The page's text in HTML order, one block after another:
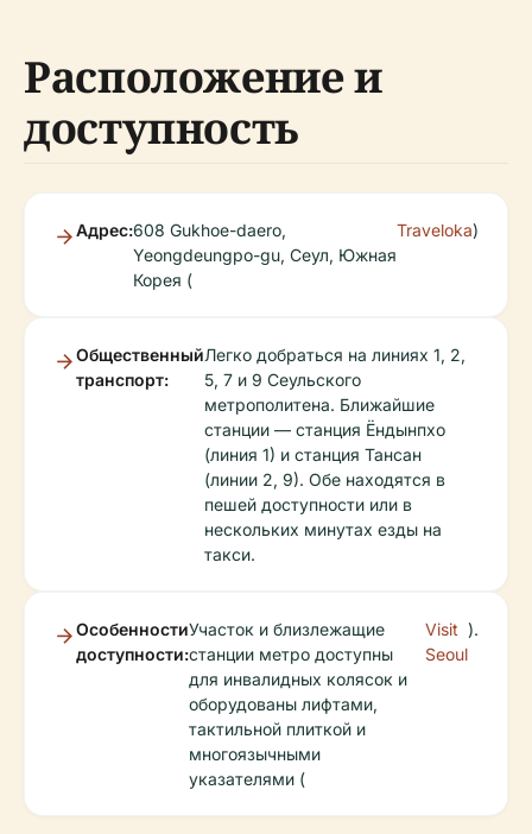
Расположение и
доступность
Адрес:608 Gukhoe-daero,
Yeongdeungpo-gu, Сеул, Южная
Корея (
Traveloka)
Общественный
транспорт:
Легко добраться на линиях 1, 2,
5, 7 и 9 Сеульского
метрополитена. Ближайшие
станции — станция Ёндынпхо
(линия 1) и станция Тансан
(линии 2, 9). Обе находятся в
пешей доступности или в
нескольких минутах езды на
такси.
Особенности
доступности:
Участок и близлежащие
станции метро доступны
для инвалидных колясок и
оборудованы лифтами,
тактильной плиткой и
многоязычными
указателями (
Visit
Seoul
).